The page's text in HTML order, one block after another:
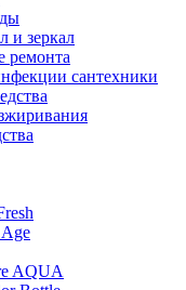
и зеркал
ремонта
сантехники
AQUA